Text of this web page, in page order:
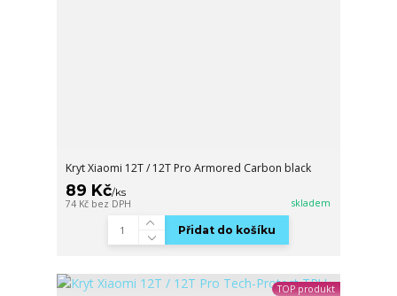
Kryt Xiaomi 12T / 12T Pro Armored Carbon black
89 Kč/ks
74 Kč bez DPH skladem
Přidat do košíku
TOP produkt